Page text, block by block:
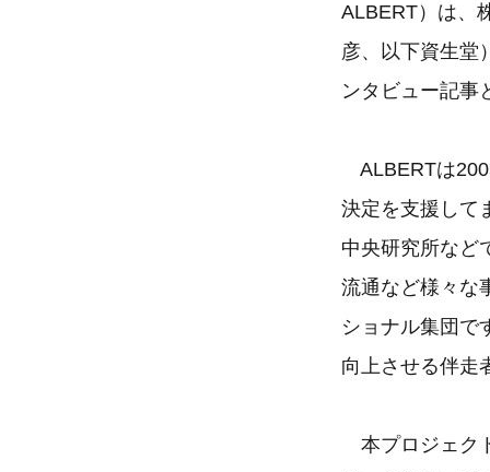
ALBERT）は、
彦、以下資生堂
ンタビュー記事
ALBERTは
決定を支援して
中央研究所など
流通など様々な
ショナル集団で
向上させる伴走
本プロジェク